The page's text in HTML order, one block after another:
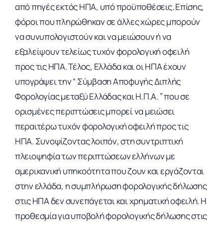
από πηγές εκτός ΗΠΑ, υπό προϋποθέσεις. Επίσης,
φόροι που πληρώθηκαν σε άλλες χώρες μπορούν
να συνυπολογιστούν και να μειώσουν ή να
εξαλείψουν τελείως τυχόν φορολογική οφειλή
προς τις ΗΠΑ. Τέλος, Ελλάδα και οι ΗΠΑ έχουν
υπογράψει την “ Σύμβαση Αποφυγής Διπλής
Φορολογίας μεταξύ Ελλάδας και Η.Π.Α. ” που σε
ορισμένες περιπτώσεις μπορεί να μειώσει
περαιτέρω τυχόν φορολογική οφειλή προς τις
ΗΠΑ. Συνοψίζοντας λοιπόν, στη συντριπτική
πλειοψηφία των περιπτώσεων ελλήνων με
αμερικανική υπηκοότητα που ζουν και εργάζονται
στην ελλάδα, η συμπλήρωση φορολογικής δήλωσης
στις ΗΠΑ δεν συνεπάγεται και χρηματική οφειλή. Η
προθεσμία για υποβολή φορολογικής δήλωσης στις